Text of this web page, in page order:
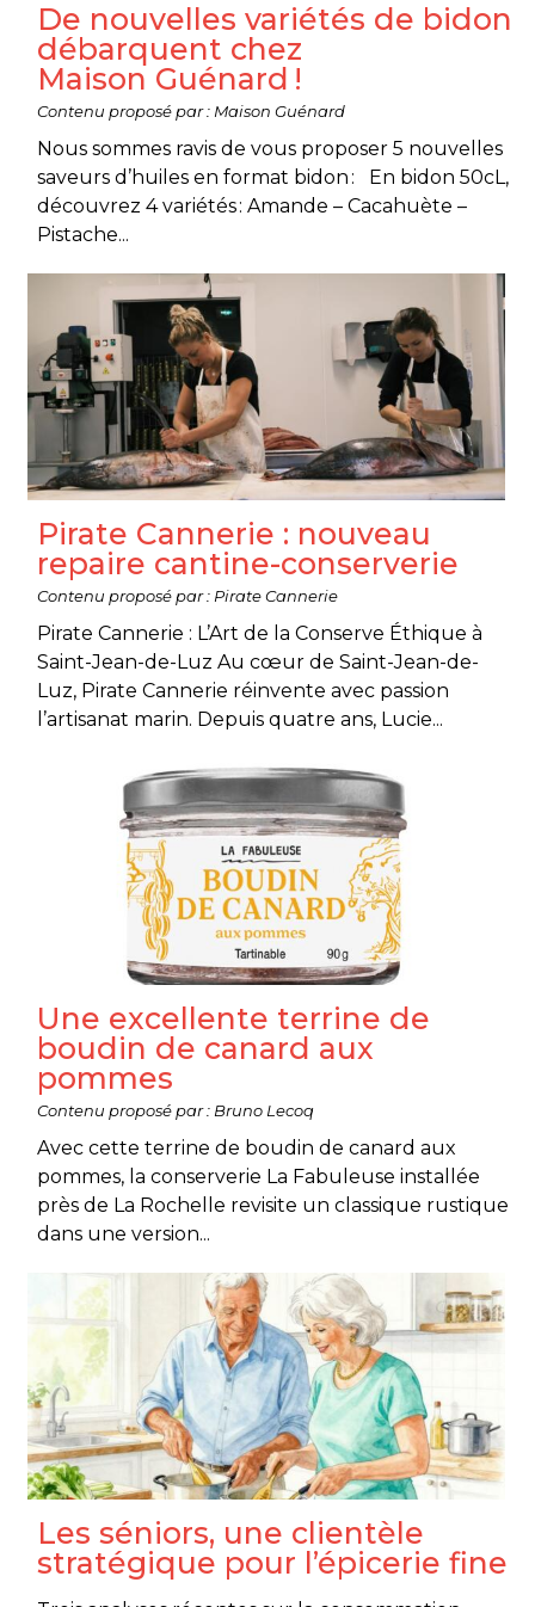
De nouvelles variétés de bidon
débarquent chez
Maison Guénard !
Contenu proposé par : Maison Guénard
Nous sommes ravis de vous proposer 5 nouvelles
saveurs d’huiles en format bidon : En bidon 50cL,
découvrez 4 variétés : Amande – Cacahuète –
Pistache...
Pirate Cannerie : nouveau
repaire cantine-conserverie
Contenu proposé par : Pirate Cannerie
Pirate Cannerie : L’Art de la Conserve Éthique à
Saint-Jean-de-Luz Au cœur de Saint-Jean-de-
Luz, Pirate Cannerie réinvente avec passion
l’artisanat marin. Depuis quatre ans, Lucie...
Une excellente terrine de
boudin de canard aux
pommes
Contenu proposé par : Bruno Lecoq
Avec cette terrine de boudin de canard aux
pommes, la conserverie La Fabuleuse installée
près de La Rochelle revisite un classique rustique
dans une version...
Les séniors, une clientèle
stratégique pour l’épicerie fine